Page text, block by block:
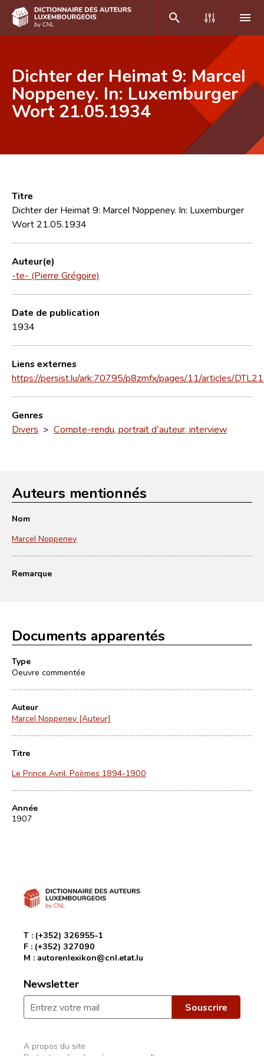
DE FR
Accueil
Recherche avancée
CNL
Équipe scientifique
Dichter der Heimat 9: Marcel
Noppeney. In: Luxemburger
Wort 21.05.1934
Titre
Dichter der Heimat 9: Marcel Noppeney. In: Luxemburger
Wort 21.05.1934
Auteur(e)
-te- (Pierre Grégoire)
Date de publication
1934
Liens externes
https://persist.lu/ark:70795/p8zmfx/pages/11/articles/
Genres
Divers > Compte-rendu, portrait d'auteur, interview
Auteurs mentionnés
Nom
Marcel Noppeney
Remarque
Documents apparentés
Type
Oeuvre commentée
Auteur
Marcel Noppeney [Auteur]
Titre
Le Prince Avril. Poèmes 1894-1900
Année
1907
T : (+352) 326955-1
F : (+352) 327090
M : autorenlexikon@cnl.etat.lu
Newsletter
A propos du site